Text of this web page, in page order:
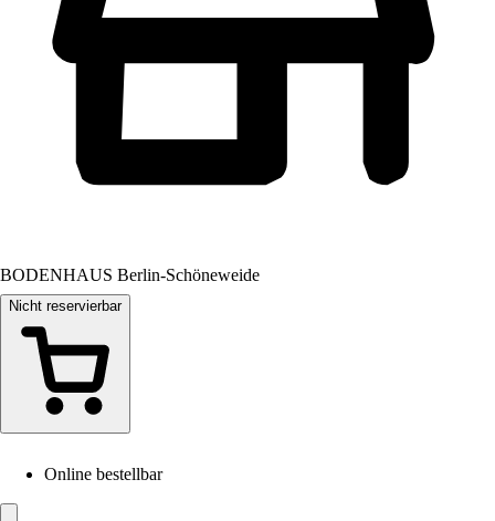
BODENHAUS Berlin-Schöneweide
Nicht reservierbar
Online bestellbar